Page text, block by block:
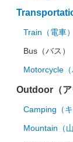
Train（電車）
Bus（バス）
Motorcycle（
Outdoor（ア
Camping（キ
Mountain（山